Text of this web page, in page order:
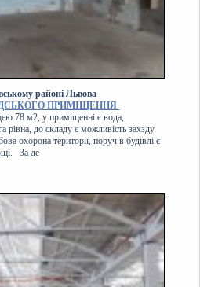
районі Львова
ПРИМІЩЕННЯ
78 м2, у приміщенні є вода,
рівна, до складу є можливість захзду
охорона території, поруч в будівлі є
За де